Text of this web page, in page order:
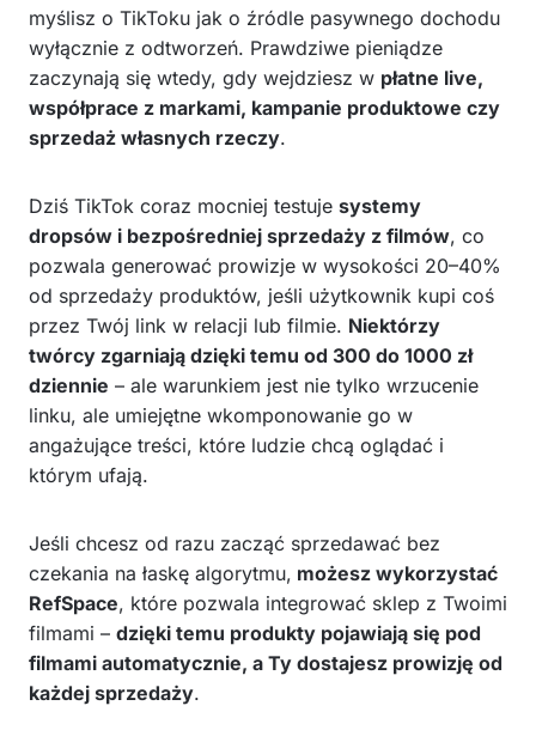
myślisz o TikToku jak o źródle pasywnego dochodu
wyłącznie z odtworzeń. Prawdziwe pieniądze
zaczynają się wtedy, gdy wejdziesz w płatne live,
współprace z markami, kampanie produktowe czy
sprzedaż własnych rzeczy.
Dziś TikTok coraz mocniej testuje systemy
dropsów i bezpośredniej sprzedaży z filmów, co
pozwala generować prowizje w wysokości 20–40%
od sprzedaży produktów, jeśli użytkownik kupi coś
przez Twój link w relacji lub filmie. Niektórzy
twórcy zgarniają dzięki temu od 300 do 1000 zł
dziennie – ale warunkiem jest nie tylko wrzucenie
linku, ale umiejętne wkomponowanie go w
angażujące treści, które ludzie chcą oglądać i
którym ufają.
Jeśli chcesz od razu zacząć sprzedawać bez
czekania na łaskę algorytmu, możesz wykorzystać
RefSpace, które pozwala integrować sklep z Twoimi
filmami – dzięki temu produkty pojawiają się pod
filmami automatycznie, a Ty dostajesz prowizję od
każdej sprzedaży.